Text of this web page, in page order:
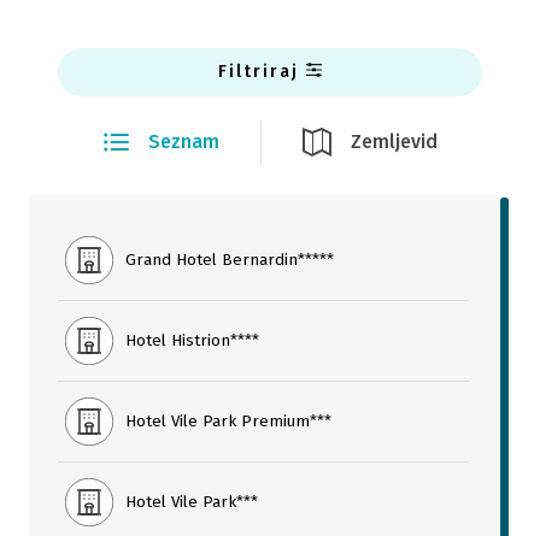
Filtriraj
Seznam Zemljevid
Grand Hotel Bernardin*****
Hotel Histrion****
Hotel Vile Park Premium***
Hotel Vile Park***